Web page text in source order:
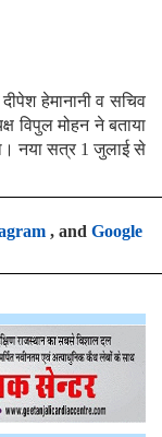
हेमानानी व सचिव
विपुल मोहन ने बताया
नया सत्र 1 जुलाई से
, and Google